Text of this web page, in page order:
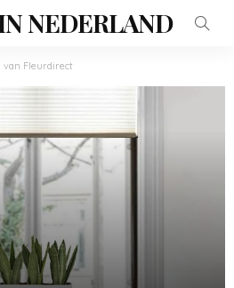
NEDERLAND
van Fleurdirect